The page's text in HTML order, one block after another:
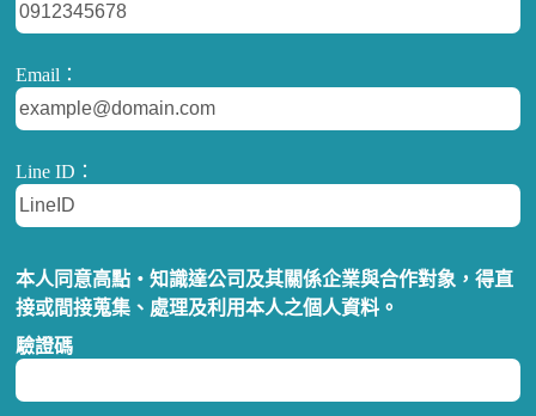
Email：
Line ID：
本人同意高點‧知識達公司及其關係企業與合作對象，得直
接或間接蒐集、處理及利用本人之個人資料。
驗證碼